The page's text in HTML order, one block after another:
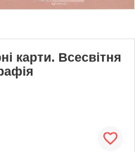
карти. Всесвітня